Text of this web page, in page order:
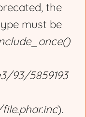
the
must be
93/5859193
).